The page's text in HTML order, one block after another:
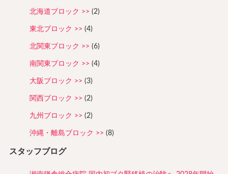
北海道ブロック (2)
東北ブロック (4)
北関東ブロック (6)
南関東ブロック (4)
大阪ブロック (3)
関西ブロック (2)
九州ブロック (2)
沖縄・離島ブロック (8)
スタッフブログ